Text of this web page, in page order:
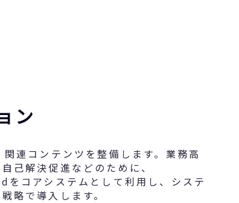
ン
連コンテンツを整備します。業務高
己解決促進などのために、
アシステムとして利用し、システ
略で導入します。